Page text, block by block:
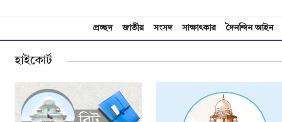
প্রচ্ছদ জাতীয় সংসদ সাক্ষাৎকার দৈনন্দিন আইন
হাইকোর্ট